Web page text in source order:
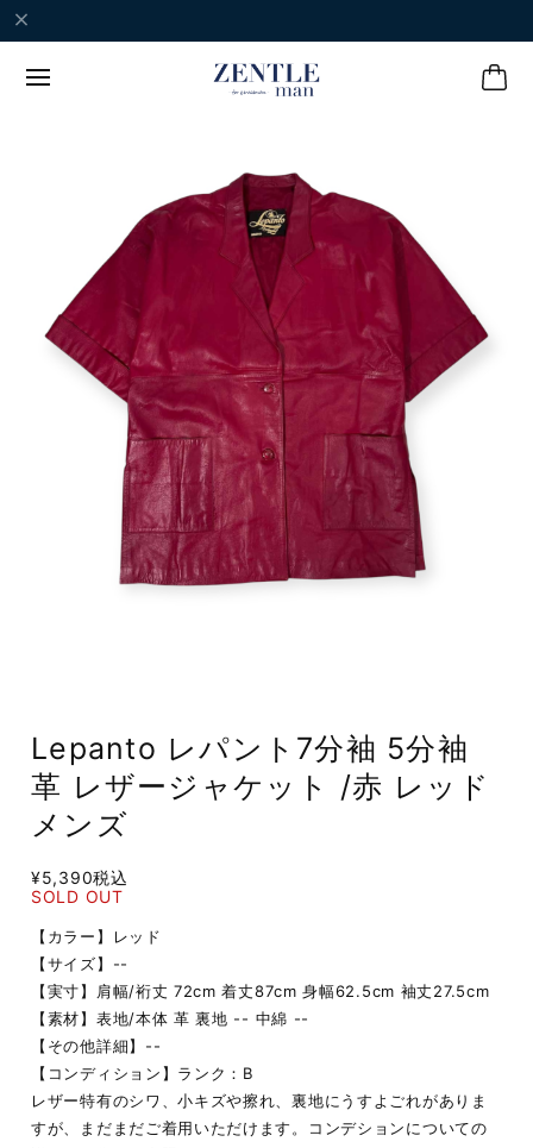
Lepanto レパント7分袖 5分袖
革 レザージャケット /赤 レッド
メンズ
¥5,390税込
SOLD OUT
【カラー】レッド
【サイズ】--
【実寸】肩幅/裄丈 72cm 着丈87cm 身幅62.5cm 袖丈27.5cm
【素材】表地/本体 革 裏地 -- 中綿 --
【その他詳細】--
【コンディション】ランク：B
レザー特有のシワ、小キズや擦れ、裏地にうすよごれがありま
すが、まだまだご着用いただけます。コンデションについての